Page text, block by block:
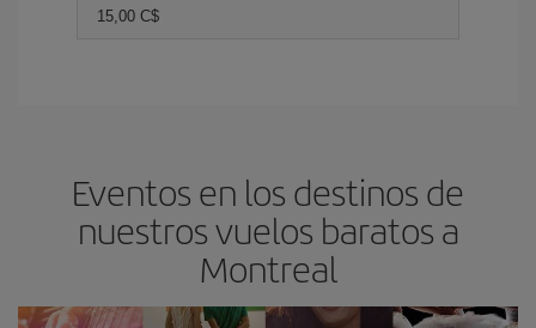
15,00 C$
Eventos en los destinos de
nuestros vuelos baratos a
Montreal